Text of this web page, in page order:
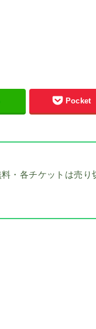
Pocket
・各チケットは売り